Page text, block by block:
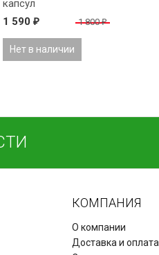
капсул
1 590 ₽ 1 800₽
Нет в наличии
КОМПАНИЯ
О компании
Доставка и оплата